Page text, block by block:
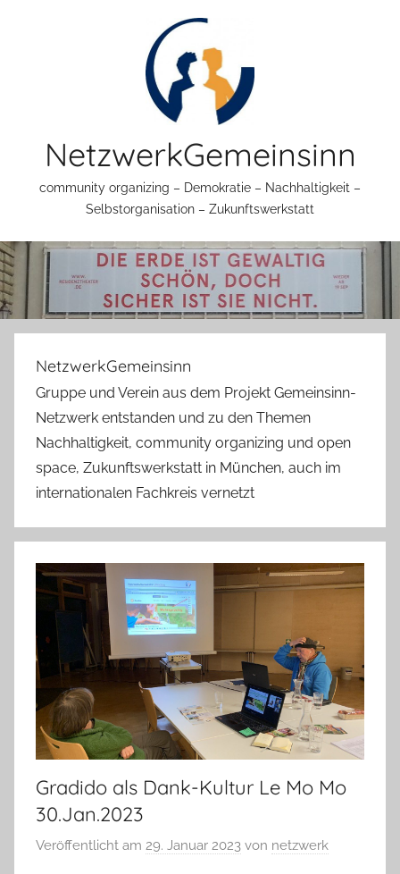
NetzwerkGemeinsinn
community organizing – Demokratie – Nachhaltigkeit –
Selbstorganisation – Zukunftswerkstatt
NetzwerkGemeinsinn
Gruppe und Verein aus dem Projekt Gemeinsinn-
Netzwerk entstanden und zu den Themen
Nachhaltigkeit, community organizing und open
space, Zukunftswerkstatt in München, auch im
internationalen Fachkreis vernetzt
Gradido als Dank-Kultur Le Mo Mo
30.Jan.2023
Veröffentlicht am 29. Januar 2023 von netzwerk